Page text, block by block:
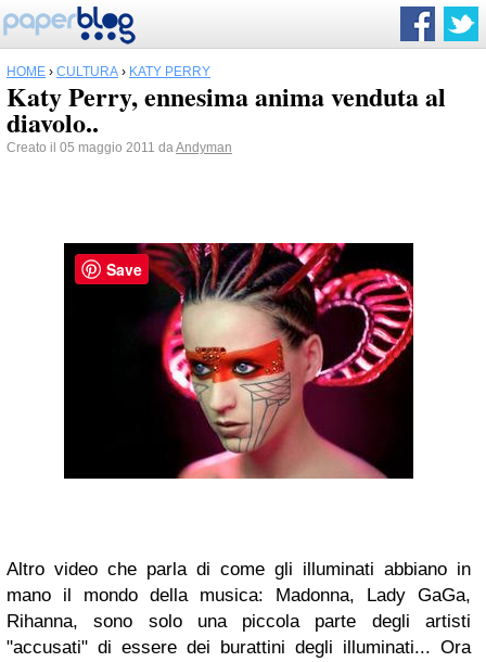
HOME › CULTURA › KATY PERRY
Katy Perry, ennesima anima venduta al
diavolo..
Creato il 05 maggio 2011 daAndyman
Altro video che parla di come gli illuminati abbiano in
mano il mondo della musica: Madonna, Lady GaGa,
Rihanna, sono solo una piccola parte degli artisti
"accusati" di essere dei burattini degli illuminati... Ora
Save